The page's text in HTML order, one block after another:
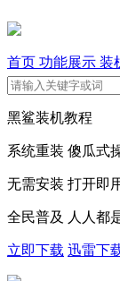
首页 功能展示 装
黑鲨装机教程
系统重装 傻瓜式
无需安装 打开即
全民普及 人人都
立即下载 迅雷下